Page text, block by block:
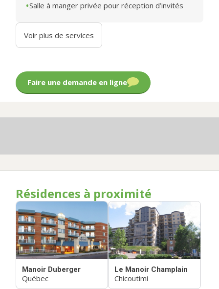
Salle à manger privée pour réception d’invités
Voir plus de services
Faire une demande en ligne
Résidences à proximité
Manoir Duberger
Québec
Le Manoir Champlain
Chicoutimi